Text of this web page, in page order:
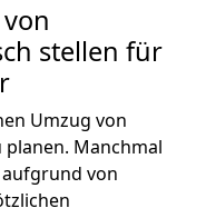
stellen für
Umzug von
Manchmal
von